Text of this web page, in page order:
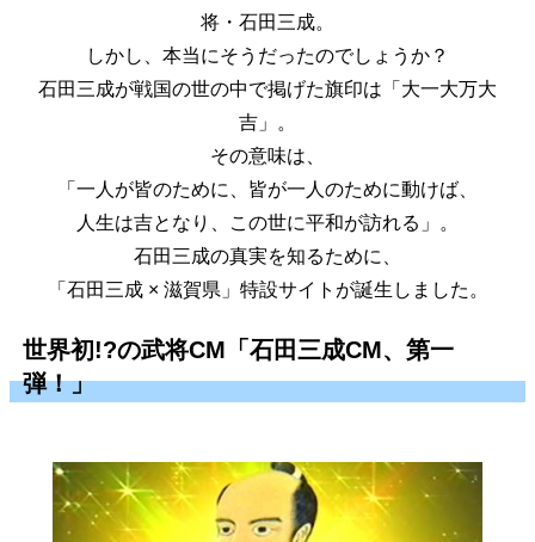
将・石田三成。
しかし、本当にそうだったのでしょうか？
石田三成が戦国の世の中で掲げた旗印は「大一大万大
吉」。
その意味は、
「一人が皆のために、皆が一人のために動けば、
人生は吉となり、この世に平和が訪れる」。
石田三成の真実を知るために、
「石田三成 × 滋賀県」特設サイトが誕生しました。
世界初!?の武将CM「石田三成CM、第一
弾！」